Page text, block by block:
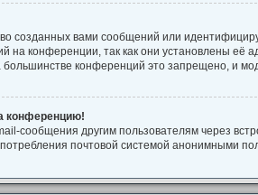
созданных вами сообщений или
конференции, так как они установлены
конференций это запрещено, и
конференцию!
сообщения другим пользователям через
почтовой системой анонимными